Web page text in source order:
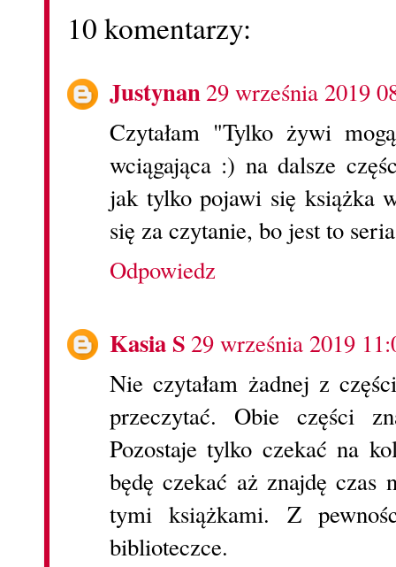
10 komentarzy:
Justynan29 września 2019
Czytałam "Tylko żywi
wciągająca :) na dalsze
jak tylko pojawi się książka
się za czytanie, bo jest to
Odpowiedz
Kasia S 29 września 2019
Nie czytałam żadnej z
przeczytać. Obie części
Pozostaje tylko czekać na
będę czekać aż znajdę czas
tymi książkami. Z
biblioteczce.